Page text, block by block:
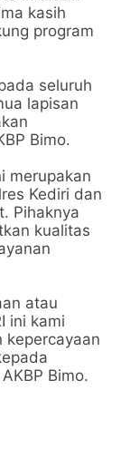
kasih
program
seluruh
lapisan
Bimo.
merupakan
Kediri dan
Pihaknya
kualitas
atau
ini kami
kepercayaan
Bimo.